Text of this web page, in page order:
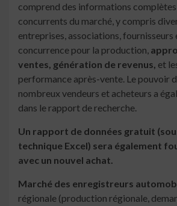
comprend des informations
concurrents du marché, y compris
entreprises, associations,
concurrence pour la production,
ventes, génération de revenus, et
performance après-vente. Le pouvoir
nombreux vendeurs et acheteurs a
dans le rapport de recherche.
Un rapport de données gratuit
technique Excel) sera également
avec un nouvel achat.
Marché des enregistreurs
régionale (production régionale,